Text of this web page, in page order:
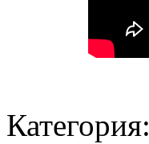
Категория: